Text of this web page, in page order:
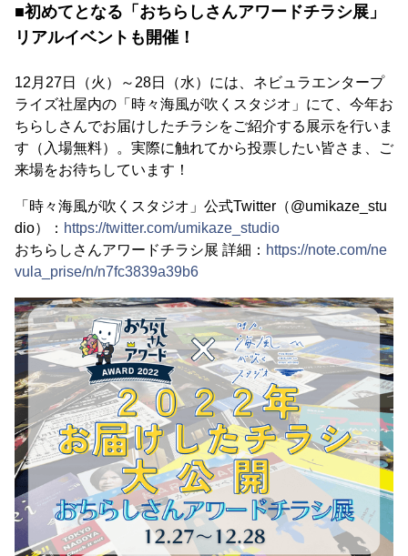
■初めてとなる「おちらしさんアワードチラシ展」
リアルイベントも開催！
12月27日（火）～28日（水）には、ネビュラエンタープ
ライズ社屋内の「時々海風が吹くスタジオ」にて、今年お
ちらしさんでお届けしたチラシをご紹介する展示を行いま
す（入場無料）。実際に触れてから投票したい皆さま、ご
来場をお待ちしています！
「時々海風が吹くスタジオ」公式Twitter（@umikaze_stu
dio）： https://twitter.com/umikaze_studio
おちらしさんアワードチラシ展 詳細： https://note.com/ne
vula_prise/n/n7fc3839a39b6